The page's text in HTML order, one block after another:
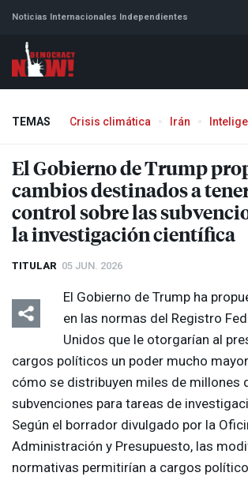
Noticias Internacionales Independientes
TEMAS Crisis climática Irán
El Gobierno de Trump
cambios destinados a
control sobre las
la investigación científica
TITULAR 05 JUN. 2026
El Gobierno de Trump ha
en las normas del Registro
Unidos que le otorgarían al
cargos políticos un poder mucho
cómo se distribuyen miles de millones
subvenciones para tareas de
Según el borrador divulgado por la
Administración y Presupuesto, las
normativas permitirían a cargos